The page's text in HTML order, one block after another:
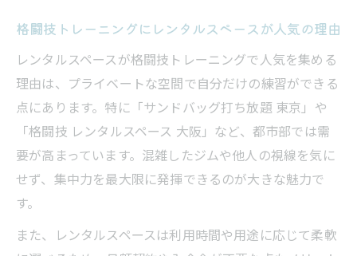
格闘技トレーニングにレンタルスペースが人気の理由
レンタルスペースが格闘技トレーニングで人気を集める
理由は、プライベートな空間で自分だけの練習ができる
点にあります。特に「サンドバッグ打ち放題 東京」や
「格闘技 レンタルスペース 大阪」など、都市部では需
要が高まっています。混雑したジムや他人の視線を気に
せず、集中力を最大限に発揮できるのが大きな魅力で
す。
また、レンタルスペースは利用時間や用途に応じて柔軟